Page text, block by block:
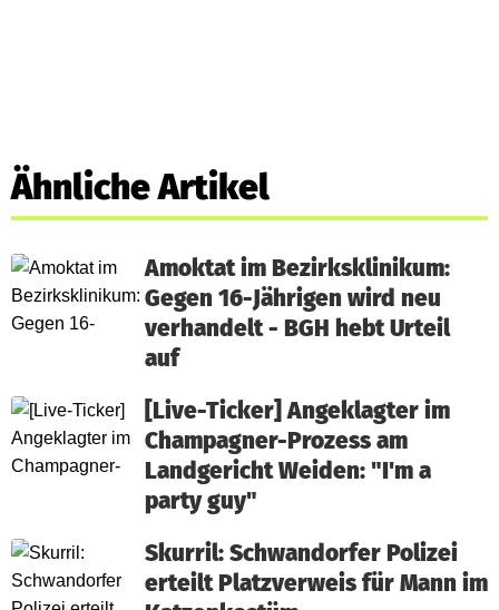
Ähnliche Artikel
Amoktat im Bezirksklinikum:
Gegen 16-Jährigen wird neu
verhandelt - BGH hebt Urteil
auf
[Live-Ticker] Angeklagter im
Champagner-Prozess am
Landgericht Weiden: "I'm a
party guy"
Skurril: Schwandorfer Polizei
erteilt Platzverweis für Mann im